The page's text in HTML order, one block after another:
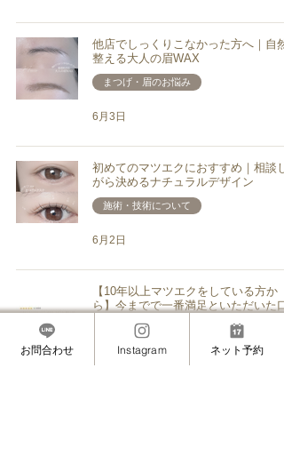
他店でしっくりこなかった方へ｜自
整える大人の眉WAX
まつげ・眉のお悩み
6月3日
初めてのマツエクにおすすめ｜相談
がら決めるナチュラルデザイン
施術・技術について
6月2日
【10年以上マツエクをしている方か
ら】今までで一番満足といただいた
お問合わせ Instagram ネット予約